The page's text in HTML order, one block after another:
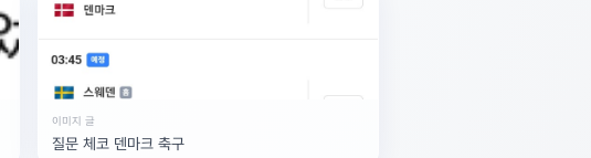
이미지 글
질문 체코 덴마크 축구